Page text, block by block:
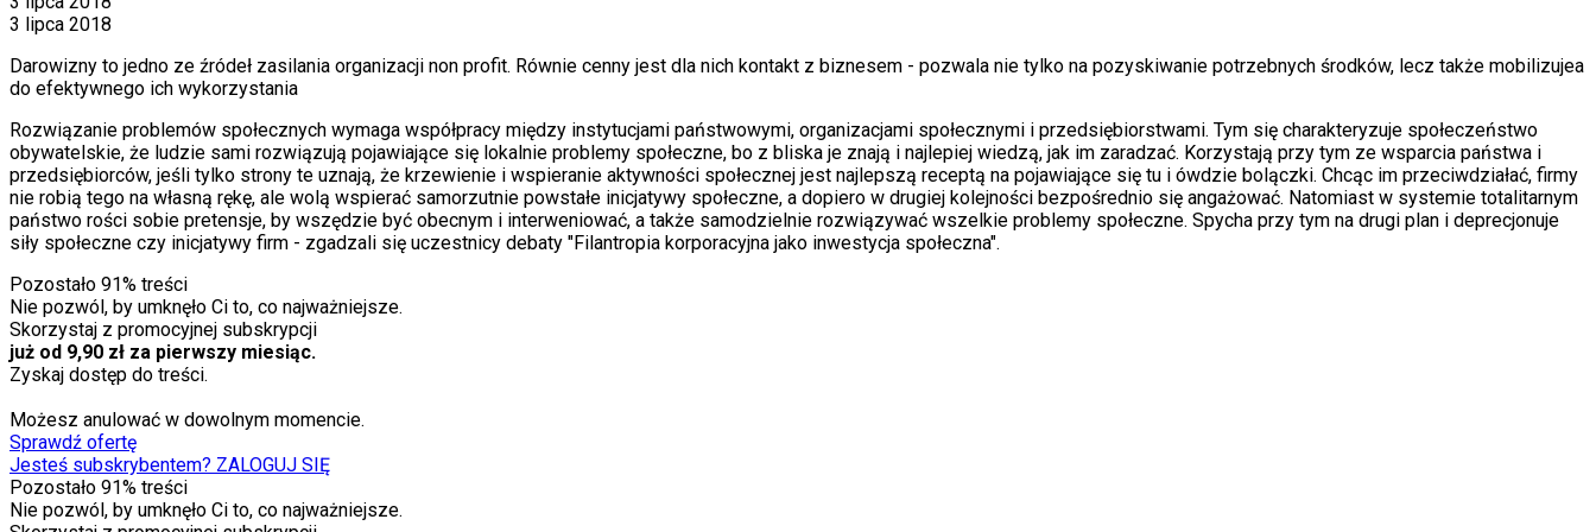
3 lipca 2018
Darowizny to jedno ze źródeł zasilania organizacji non profit. Równie cenny jest dla nich kontakt z biznesem - pozwala nie tylko na pozyskiwanie potrzebnych środków, lecz także mobilizujea
do efektywnego ich wykorzystania
Rozwiązanie problemów społecznych wymaga współpracy między instytucjami państwowymi, organizacjami społecznymi i przedsiębiorstwami. Tym się charakteryzuje społeczeństwo
obywatelskie, że ludzie sami rozwiązują pojawiające się lokalnie problemy społeczne, bo z bliska je znają i najlepiej wiedzą, jak im zaradzać. Korzystają przy tym ze wsparcia państwa i
przedsiębiorców, jeśli tylko strony te uznają, że krzewienie i wspieranie aktywności społecznej jest najlepszą receptą na pojawiające się tu i ówdzie bolączki. Chcąc im przeciwdziałać, firmy
nie robią tego na własną rękę, ale wolą wspierać samorzutnie powstałe inicjatywy społeczne, a dopiero w drugiej kolejności bezpośrednio się angażować. Natomiast w systemie totalitarnym
państwo rości sobie pretensje, by wszędzie być obecnym i interweniować, a także samodzielnie rozwiązywać wszelkie problemy społeczne. Spycha przy tym na drugi plan i deprecjonuje
siły społeczne czy inicjatywy firm - zgadzali się uczestnicy debaty "Filantropia korporacyjna jako inwestycja społeczna".
Pozostało 91% treści
Nie pozwól, by umknęło Ci to, co najważniejsze.
Skorzystaj z promocyjnej subskrypcji
już od 9,90 zł za pierwszy miesiąc.
Zyskaj dostęp do treści.
Możesz anulować w dowolnym momencie.
Sprawdź ofertę
Jesteś subskrybentem? ZALOGUJ SIĘ
Pozostało 91% treści
Nie pozwól, by umknęło Ci to, co najważniejsze.